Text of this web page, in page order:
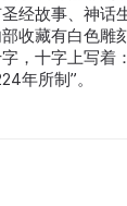
经故事、神话
收藏有白色雕
，十字上写着
年所制”。